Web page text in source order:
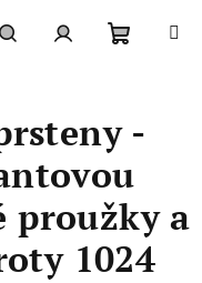
košík
-
proužky a
1024